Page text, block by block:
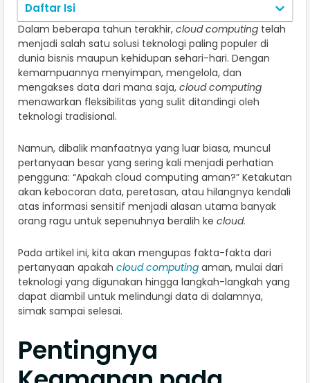
Daftar Isi
Dalam beberapa tahun terakhir, cloud computing telah
menjadi salah satu solusi teknologi paling populer di
dunia bisnis maupun kehidupan sehari-hari. Dengan
kemampuannya menyimpan, mengelola, dan
mengakses data dari mana saja, cloud computing
menawarkan fleksibilitas yang sulit ditandingi oleh
teknologi tradisional.
Namun, dibalik manfaatnya yang luar biasa, muncul
pertanyaan besar yang sering kali menjadi perhatian
pengguna: “Apakah cloud computing aman?” Ketakutan
akan kebocoran data, peretasan, atau hilangnya kendali
atas informasi sensitif menjadi alasan utama banyak
orang ragu untuk sepenuhnya beralih ke cloud.
Pada artikel ini, kita akan mengupas fakta-fakta dari
pertanyaan apakah cloud computing aman, mulai dari
teknologi yang digunakan hingga langkah-langkah yang
dapat diambil untuk melindungi data di dalamnya,
simak sampai selesai.
Pentingnya